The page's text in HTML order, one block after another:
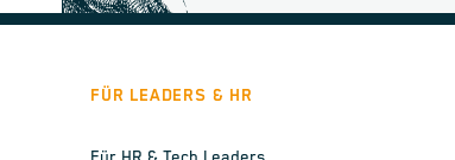
FÜR LEADERS & HR